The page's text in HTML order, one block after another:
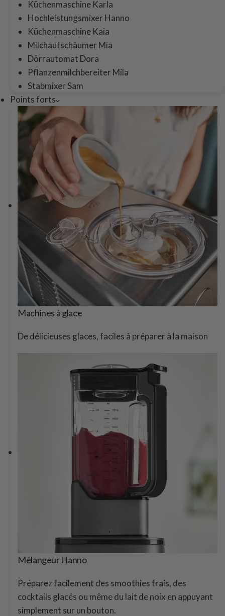
Küchenmaschine Karla
Hochleistungsmixer Hanno
Küchenmaschine Kaia
Milchaufschäumer Mia
Dörrautomat Dora
Pflanzenmilchbereiter Mila
Stabmixer Sam
Points forts
Machines à glace
De délicieuses glaces, faciles à préparer à la maison
Mélangeur Hanno
Préparez facilement des smoothies frais, des
cocktails glacés ou même du lait de noix en appuyant
simplement sur un bouton.